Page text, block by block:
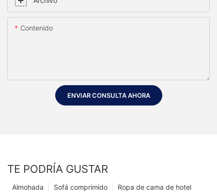
Contenido
ENVIAR CONSULTA AHORA
TE PODRÍA GUSTAR
Ropa de cama de hotel
Sofá comprimido
Almohada